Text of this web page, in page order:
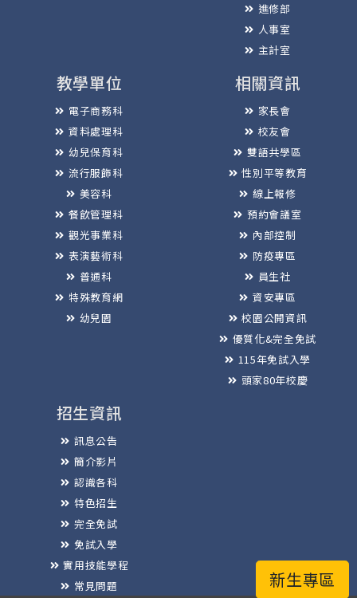
新生專區
進修部
人事室
主計室
教學單位
電子商務科
資料處理科
幼兒保育科
流行服飾科
美容科
餐飲管理科
觀光事業科
表演藝術科
普通科
特殊教育網
幼兒園
相關資訊
家長會
校友會
雙語共學區
性別平等教育
線上報修
預約會議室
內部控制
防疫專區
員生社
資安專區
校園公開資訊
優質化&完全免試
115年免試入學
頭家80年校慶
招生資訊
訊息公告
簡介影片
認識各科
特色招生
完全免試
免試入學
實用技能學程
常見問題